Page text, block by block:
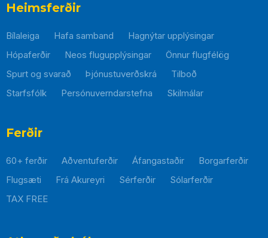
Heimsferðir
Bílaleiga Hafa samband
Hagnýtar upplýsingar
Hópaferðir
Neos flugupplýsingar
Önnur flugfélög
Spurt og svarað
Þjónustuverðskrá
Tilboð
Starfsfólk
Persónuverndarstefna Skilmálar
Þessi
í
nýjum
Ferðir
60+ ferðir Aðventuferðir Áfangastaðir
Borgarferðir
Flugsæti
Frá Akureyri Sérferðir
Sólarferðir
TAX FREE